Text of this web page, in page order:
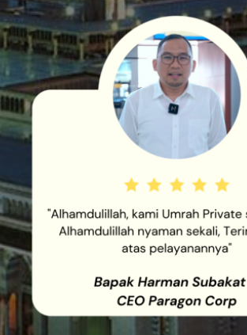
PRIVATE SEKELUARGA
SEKALI, TERIMA KASIH ATAS
PELAYANANNYA"